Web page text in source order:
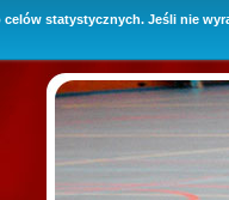
statystycznych. Jeśli nie
Baza wiedzy Kontakt i